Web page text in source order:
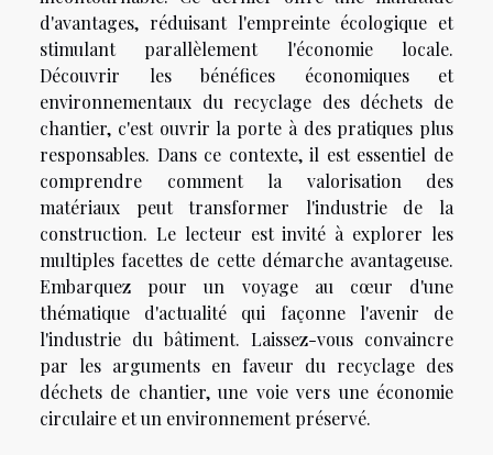
d'avantages, réduisant l'empreinte écologique et
stimulant parallèlement l'économie locale.
Découvrir les bénéfices économiques et
environnementaux du recyclage des déchets de
chantier, c'est ouvrir la porte à des pratiques plus
responsables. Dans ce contexte, il est essentiel de
comprendre comment la valorisation des
matériaux peut transformer l'industrie de la
construction. Le lecteur est invité à explorer les
multiples facettes de cette démarche avantageuse.
Embarquez pour un voyage au cœur d'une
thématique d'actualité qui façonne l'avenir de
l'industrie du bâtiment. Laissez-vous convaincre
par les arguments en faveur du recyclage des
déchets de chantier, une voie vers une économie
circulaire et un environnement préservé.